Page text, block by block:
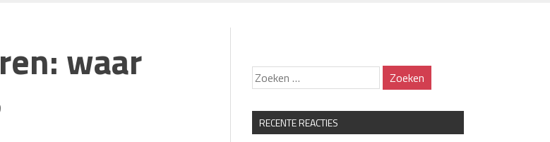
tuin
je
in
waar
RECENTE REACTIES